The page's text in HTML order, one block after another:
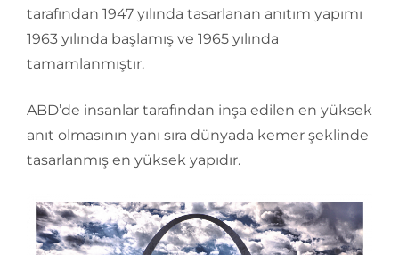
tarafından 1947 yılında tasarlanan anıtım yapımı
1963 yılında başlamış ve 1965 yılında
tamamlanmıştır.
ABD’de insanlar tarafından inşa edilen en yüksek
anıt olmasının yanı sıra dünyada kemer şeklinde
tasarlanmış en yüksek yapıdır.